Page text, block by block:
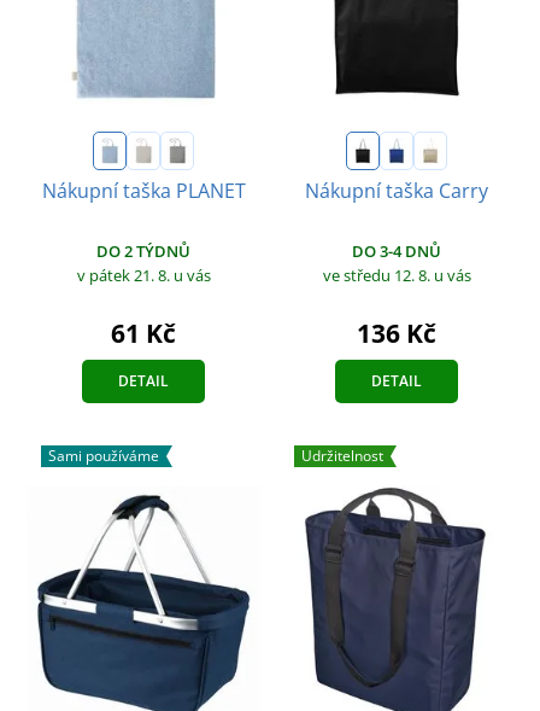
Nákupní taška PLANET
DO 2 TÝDNŮ
v pátek 21. 8. u vás
61 Kč
DETAIL
Nákupní taška Carry
DO 3-4 DNŮ
ve středu 12. 8. u vás
136 Kč
DETAIL
Sami používáme Udržitelnost